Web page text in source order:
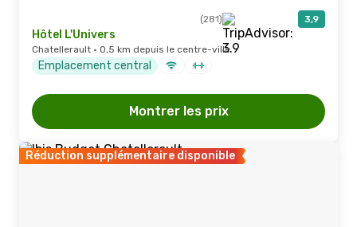
(281) 3,9
Hôtel L'Univers
Chatellerault · 0,5 km depuis le centre-ville
Emplacement central
Montrer les prix
Réduction supplémentaire disponible